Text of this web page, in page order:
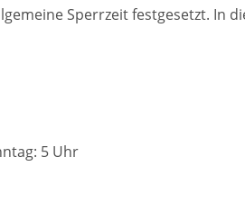
Sperrzeit festgesetzt. In
5 Uhr